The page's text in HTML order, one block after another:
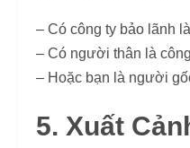
– Có công ty bảo lãnh
– Có người thân là
– Hoặc bạn là người
5. Xuất